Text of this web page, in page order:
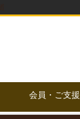
会員・ご支援